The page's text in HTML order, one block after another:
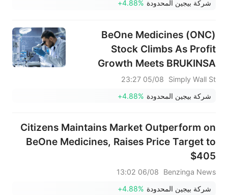
شركة بيجين المحدودة +4.88%
BeOne Medicines (ONC)
Stock Climbs As Profit
Growth Meets BRUKINSA
Reliance
Simply Wall St
05/08 23:27
شركة بيجين المحدودة +4.88%
Citizens Maintains Market Outperform on
BeOne Medicines, Raises Price Target to
$405
Benzinga News
06/08 13:02
شركة بيجين المحدودة +4.88%